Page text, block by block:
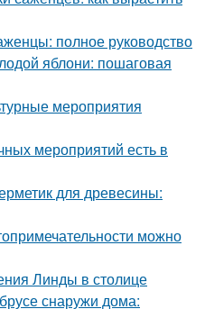
полное руководство
яблони: пошаговая
мероприятия
мероприятий есть в
для древесины:
можно
Линды в столице
снаружи дома: